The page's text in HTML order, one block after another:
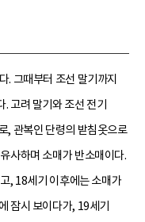
. 그때부터 조선 말기까지
고려 말기와 조선 전기
, 관복인 단령의 받침옷으로
사하며 소매가 반소매이다.
, 18세기 이후에는 소매가
잠시 보이다가, 19세기